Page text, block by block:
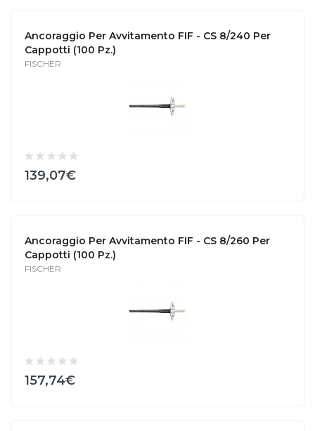
Ancoraggio Per Avvitamento FIF - CS 8/240 Per
Cappotti (100 Pz.)
FISCHER
139,07€
Ancoraggio Per Avvitamento FIF - CS 8/260 Per
Cappotti (100 Pz.)
FISCHER
157,74€